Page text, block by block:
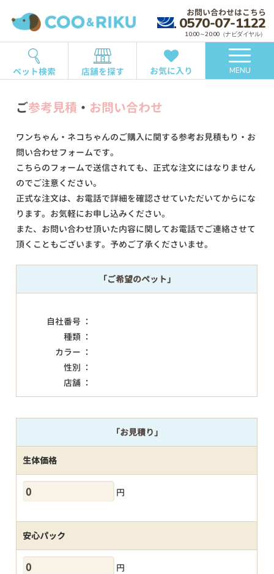
お問い合わせはこちら
0570-07-1122
10:00～20:00（ナビダイヤル）
ペット検索 店舗を探す お気に入り MENU
ご参考見積 ・ お問い合わせ
ワンちゃん・ネコちゃんのご購入に関する参考お見積もり・お
問い合わせフォームです。
こちらのフォームで送信されても、正式な注文にはなりません
のでご注意ください。
正式な注文は、お電話で詳細を確認させていただいてからにな
ります。お気軽にお申し込みください。
また、お問い合わせ頂いた内容に関してお電話でご連絡させて
頂くこともございます。予めご了承くださいませ。
「ご希望のペット」
自社番号 ：
種類 ：
カラー ：
性別 ：
店舗 ：
「お見積り」
生体価格
円
安心パック
円